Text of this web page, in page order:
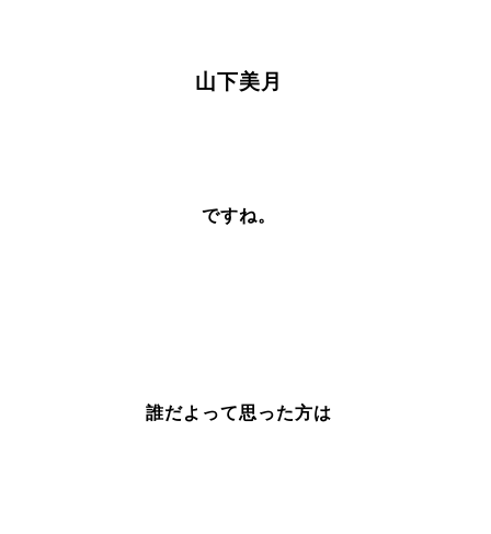
山下美月
ですね。
誰だよって思った方は